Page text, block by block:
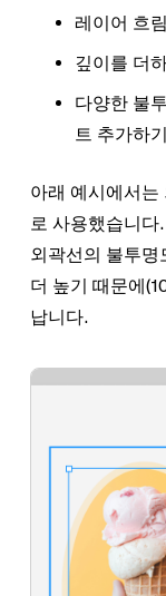
레이어 흐
깊이를 더
다양한 불
트 추가하기
아래 예시에서는
로 사용했습니
외곽선의 불투
더 높기 때문에
납니다.